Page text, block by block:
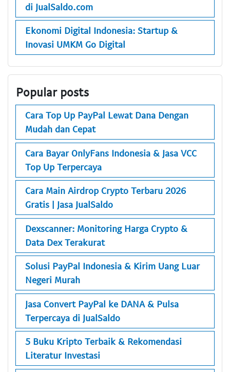
di JualSaldo.com
Ekonomi Digital Indonesia: Startup &
Inovasi UMKM Go Digital
Popular posts
Cara Top Up PayPal Lewat Dana Dengan
Mudah dan Cepat
Cara Bayar OnlyFans Indonesia & Jasa VCC
Top Up Terpercaya
Cara Main Airdrop Crypto Terbaru 2026
Gratis | Jasa JualSaldo
Dexscanner: Monitoring Harga Crypto &
Data Dex Terakurat
Solusi PayPal Indonesia & Kirim Uang Luar
Negeri Murah
Jasa Convert PayPal ke DANA & Pulsa
Terpercaya di JualSaldo
5 Buku Kripto Terbaik & Rekomendasi
Literatur Investasi